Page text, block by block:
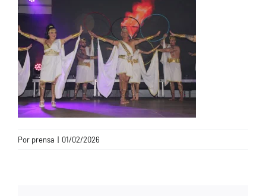
CONTACTO
Por prensa | 01/02/2026